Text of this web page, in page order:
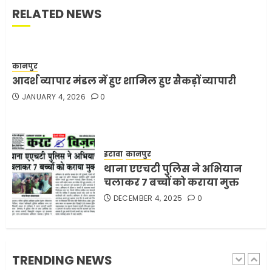
RELATED NEWS
कानपुर
आदर्श व्यापार मंडल में हुए शामिल हुए सैकड़ों व्यापारी
JANUARY 4, 2026 0
इटावा कानपुर
थाना एएचटी पुलिस ने अभियान
चलाकर 7 बच्चों को कराया मुक्त
DECEMBER 4, 2025 0
TRENDING NEWS
5
FEBRUARY 3, 2026 0
1
रिश्ते और भविष्य सब कुछ निगल
रही है!
JULY 11, 2026 0
मिसाइलें